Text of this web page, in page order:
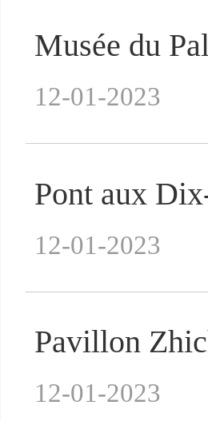
Musée du
12-01-2023
Pont aux
12-01-2023
Pavillon
12-01-2023